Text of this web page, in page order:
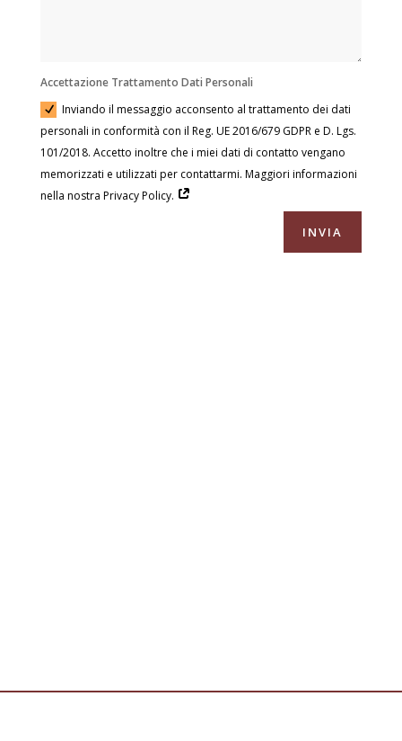
Accettazione Trattamento Dati Personali
Inviando il messaggio acconsento al trattamento dei dati
personali in conformità con il Reg. UE 2016/679 GDPR e D. Lgs.
101/2018. Accetto inoltre che i miei dati di contatto vengano
memorizzati e utilizzati per contattarmi. Maggiori informazioni
nella nostra Privacy Policy.
INVIA